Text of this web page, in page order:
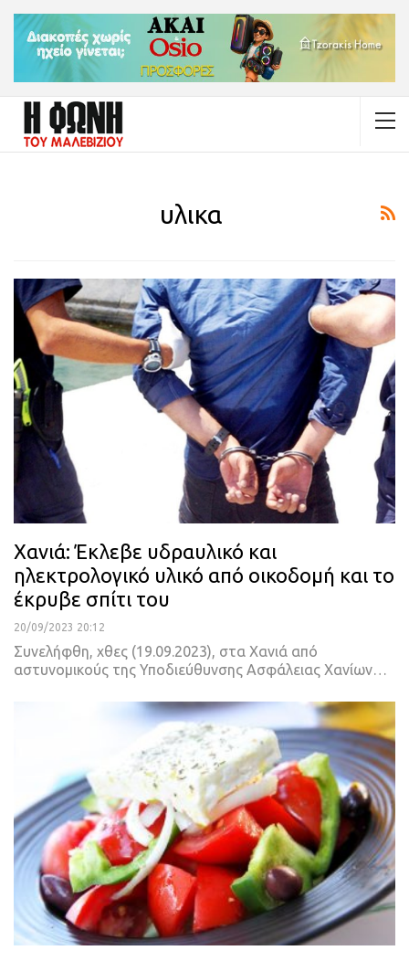
υλικα
Χανιά: Έκλεβε υδραυλικό και
ηλεκτρολογικό υλικό από οικοδομή και το
έκρυβε σπίτι του
20/09/2023 20:12
Συνελήφθη, χθες (19.09.2023), στα Χανιά από
αστυνομικούς της Υποδιεύθυνσης Ασφάλειας Χανίων…